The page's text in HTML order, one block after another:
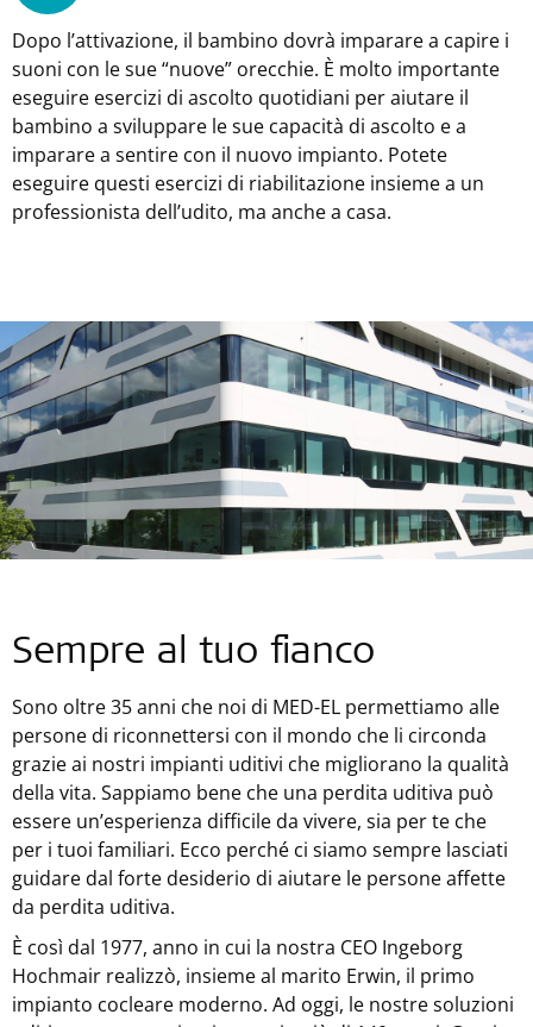
Dopo l’attivazione, il bambino dovrà imparare a capire i
suoni con le sue “nuove” orecchie. È molto importante
eseguire esercizi di ascolto quotidiani per aiutare il
bambino a sviluppare le sue capacità di ascolto e a
imparare a sentire con il nuovo impianto. Potete
eseguire questi esercizi di riabilitazione insieme a un
professionista dell’udito, ma anche a casa.
Sempre al tuo fianco
Sono oltre 35 anni che noi di MED-EL permettiamo alle
persone di riconnettersi con il mondo che li circonda
grazie ai nostri impianti uditivi che migliorano la qualità
della vita. Sappiamo bene che una perdita uditiva può
essere un’esperienza difficile da vivere, sia per te che
per i tuoi familiari. Ecco perché ci siamo sempre lasciati
guidare dal forte desiderio di aiutare le persone affette
da perdita uditiva.
È così dal 1977, anno in cui la nostra CEO Ingeborg
Hochmair realizzò, insieme al marito Erwin, il primo
impianto cocleare moderno. Ad oggi, le nostre soluzioni